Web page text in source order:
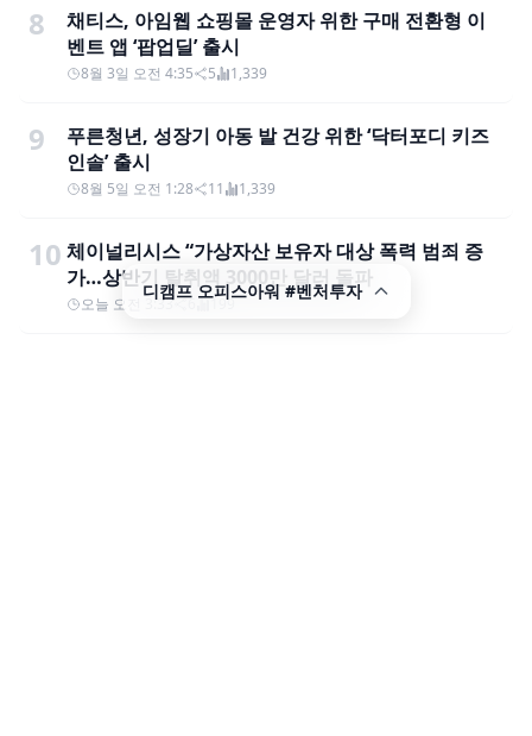
8
채티스, 아임웹 쇼핑몰 운영자 위한 구매 전환형 이
벤트 앱 ‘팝업딜’ 출시
8월 3일 오전 4:35 5 1,339
9
푸른청년, 성장기 아동 발 건강 위한 ‘닥터포디 키즈
인솔’ 출시
8월 5일 오전 1:28 11 1,339
10 체이널리시스 “가상자산 보유자 대상 폭력 범죄 증
가…상반기 탈취액 3000만 달러 돌파
오늘 오전 3:33 6 199
디캠프 오피스아워 #벤처투자